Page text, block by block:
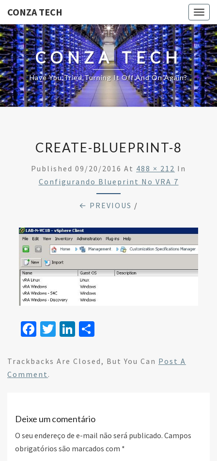
CONZA TECH
CONZA TECH
Have You Tried Turning It Off And On Again?
CREATE-BLUEPRINT-8
Published 09/20/2016 At 488 × 212 In
Configurando Blueprint No VRA 7
← PREVIOUS /
Fa
b
o
T
tt
Li
ke ar
Trackbacks Are Closed, But You Can Post A
Comment .
Deixe um comentário
O seu endereço de e-mail não será publicado. Campos
obrigatórios são marcados com *